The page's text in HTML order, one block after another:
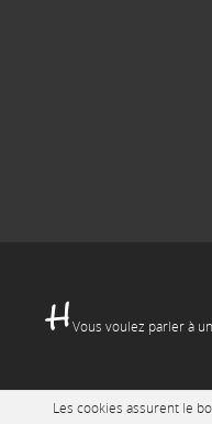
Vous voulez parler à
Les cookies assurent le